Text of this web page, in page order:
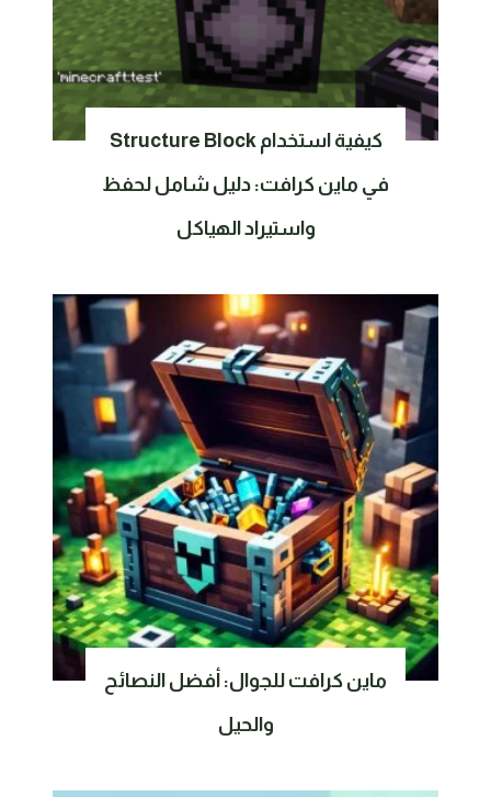
كيفية استخدام Structure Block
في ماين كرافت: دليل شامل لحفظ
واستيراد الهياكل
ماين كرافت للجوال: أفضل النصائح
والحيل